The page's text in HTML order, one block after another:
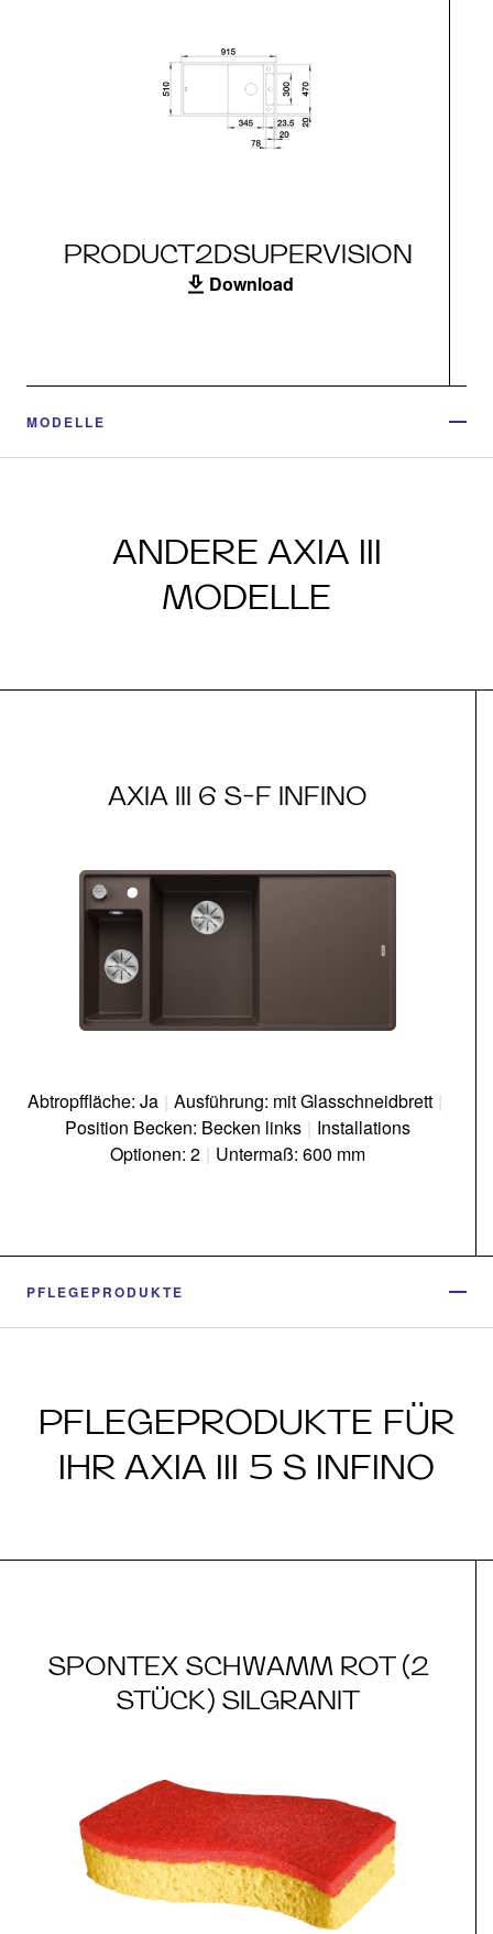
PRODUCT2DSUPERVISION
Download
MODELLE
ANDERE AXIA III
MODELLE
AXIA III 6 S-F INFINO
Abtropffläche: Ja | Ausführung: mit Glasschneidbrett |
Position Becken: Becken links | Installations
Optionen: 2 | Untermaß: 600 mm
PFLEGEPRODUKTE
PFLEGEPRODUKTE FÜR
IHR AXIA III 5 S INFINO
SPONTEX SCHWAMM ROT (2
STÜCK) SILGRANIT